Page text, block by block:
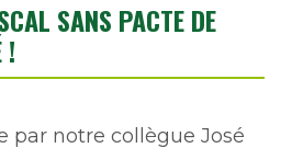
SANS PACTE DE
!
par notre collègue José